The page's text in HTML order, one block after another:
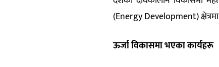
(Energy Development)
ऊर्जा विकासमा भएका कार्यहरू